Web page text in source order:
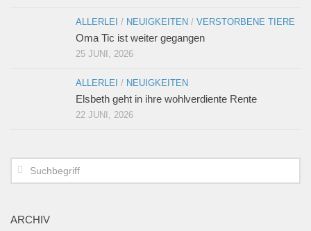
ALLERLEI / NEUIGKEITEN / VERSTORBENE TIERE
Oma Tic ist weiter gegangen
25 JUNI, 2026
ALLERLEI / NEUIGKEITEN
Elsbeth geht in ihre wohlverdiente Rente
22 JUNI, 2026
ARCHIV